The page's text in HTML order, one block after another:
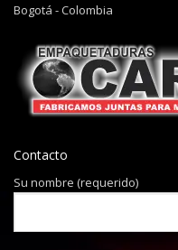
Bogotá - Colombia
Contacto
Su nombre (requerido)